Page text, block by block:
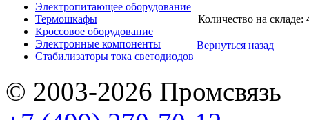
Электропитающее оборудование
Термошкафы
Кроссовое оборудование
Электронные компоненты
Стабилизаторы тока светодиодов
Количество на складе:
Вернуться назад
© 2003-2026 Промсвязь